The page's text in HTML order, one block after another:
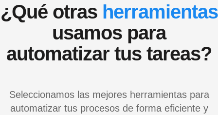
¿Qué otras herramientas
usamos para
automatizar tus tareas?
Seleccionamos las mejores herramientas para
automatizar tus procesos de forma eficiente y